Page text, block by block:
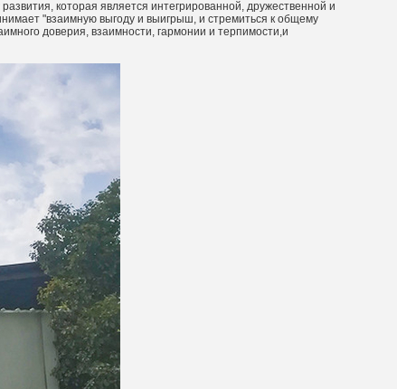
которая является интегрированной, дружественной и
"взаимную выгоду и выигрыш, и стремиться к общему
доверия, взаимности, гармонии и терпимости,и